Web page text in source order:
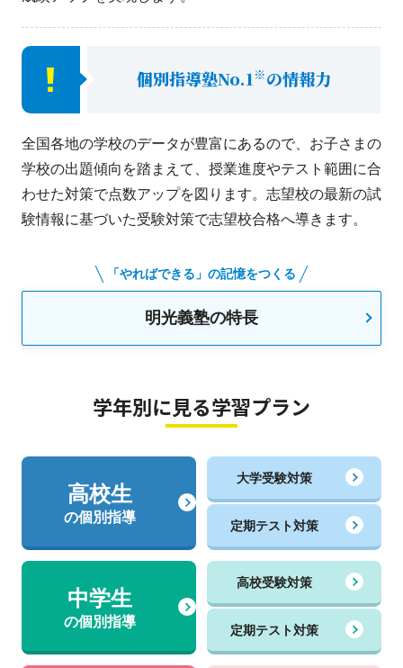
個別指導塾No.1 ※の情報力
全国各地の学校のデータが豊富にあるので、お子さまの
学校の出題傾向を踏まえて、授業進度やテスト範囲に合
わせた対策で点数アップを図ります。志望校の最新の試
験情報に基づいた受験対策で志望校合格へ導きます。
「やればできる」の記憶をつくる
明光義塾の特長
学年別に見る学習プラン
高校生
の個別指導
大学受験対策
定期テスト対策
中学生
の個別指導
高校受験対策
定期テスト対策